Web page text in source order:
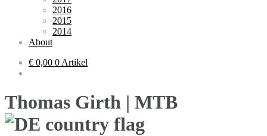
2016
2015
2014
About
€ 0,00 0 Artikel
Thomas Girth | MTB